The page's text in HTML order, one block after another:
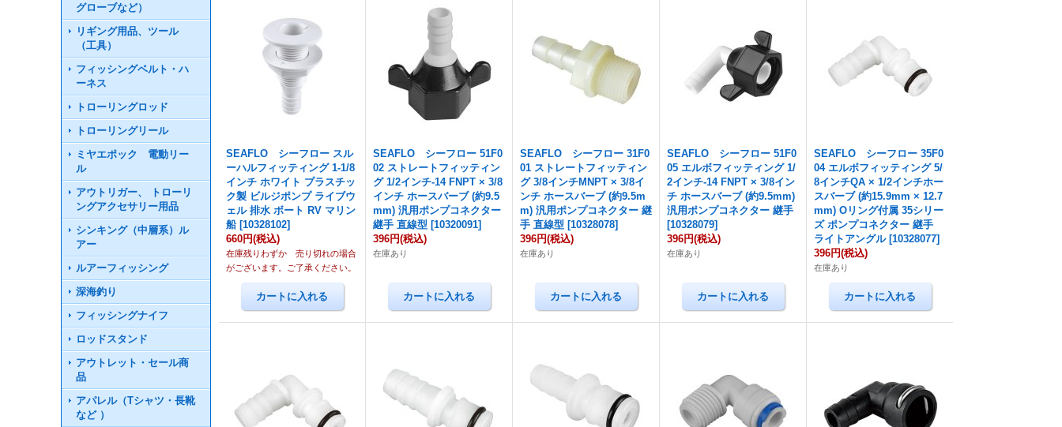
グローブなど）
リギング用品、ツール
（工具）
フィッシングベルト・ハ
ーネス
トローリングロッド
トローリングリール
ミヤエポック 電動リー
ル
アウトリガー、 トローリ
ングアクセサリー用品
シンキング（中層系）ル
アー
ルアーフィッシング
深海釣り
フィッシングナイフ
ロッドスタンド
アウトレット・セール商
品
アパレル（Tシャツ・長靴
など ）
SEAFLO シーフロー スル
ーハルフィッティング 1-1/8
インチ ホワイト プラスチッ
ク製 ビルジポンプ ライブウ
ェル 排水 ボート RV マリン
船 [10328102]
660円(税込)
在庫残りわずか 売り切れの場合
がございます。ご了承ください。
SEAFLO シーフロー 51F0
02 ストレートフィッティン
グ 1/2インチ-14 FNPT × 3/8
インチ ホースバーブ (約9.5
mm) 汎用ポンプコネクター
継手 直線型 [10320091]
396円(税込)
在庫あり
SEAFLO シーフロー 31F0
01 ストレートフィッティン
グ 3/8インチMNPT × 3/8イ
ンチ ホースバーブ (約9.5m
m) 汎用ポンプコネクター 継
手 直線型 [10328078]
396円(税込)
在庫あり
SEAFLO シーフロー 51F0
05 エルボフィッティング 1/
2インチ-14 FNPT × 3/8イン
チ ホースバーブ (約9.5mm)
汎用ポンプコネクター 継手
[10328079]
396円(税込)
在庫あり
SEAFLO シーフロー 35F0
04 エルボフィッティング 5/
8インチQA × 1/2インチホー
スバーブ (約15.9mm × 12.7
mm) Oリング付属 35シリー
ズ ポンプコネクター 継手
ライトアングル [10328077]
396円(税込)
在庫あり